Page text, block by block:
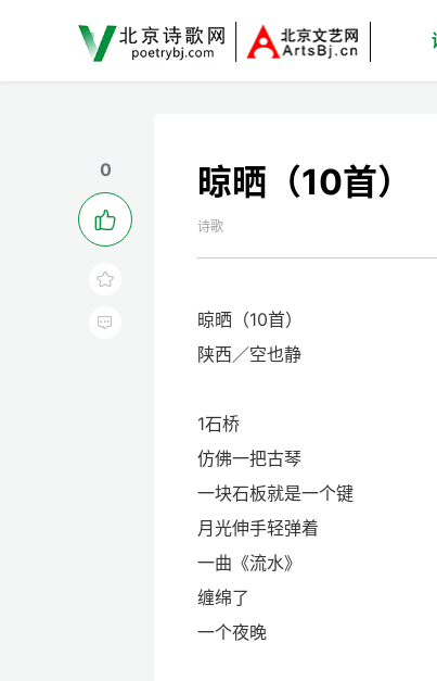
0



晾晒（10首）
诗歌
晾晒（10首）
陕西／空也静
1石桥
仿佛一把古琴
一块石板就是一个键
月光伸手轻弹着
一曲《流水》
缠绵了
一个夜晚